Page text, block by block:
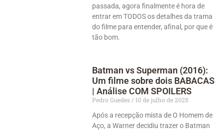
passada, agora finalmente é hora de
entrar em TODOS os detalhes da trama
do filme para entender, afinal, por que é
tão bom.
Batman vs Superman (2016):
Um filme sobre dois BABACAS
| Análise COM SPOILERS
Pedro Guedes
10 de julho de 2025
Após a recepção mista de O Homem de
Aço, a Warner decidiu trazer o Batman